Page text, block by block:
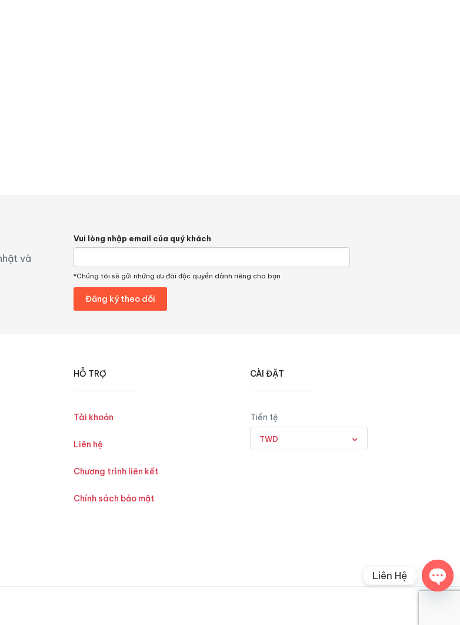
và
Vui lòng nhập email của quý khách
*Chúng tôi sẽ gửi những ưu đãi độc quyền dành riêng cho bạn
HỖ TRỢ
Tài khoản
Liên hệ
Chương trình liên kết
Chính sách bảo mật
CÀI ĐẶT
Tiền tệ
TWD
Liên Hệ